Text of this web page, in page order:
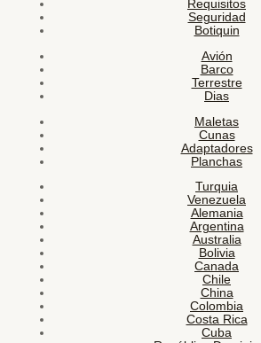
Requisitos
Seguridad
Botiquin
Avión
Barco
Terrestre
Dias
Maletas
Cunas
Adaptadores
Planchas
Turquia
Venezuela
Alemania
Argentina
Australia
Bolivia
Canada
Chile
China
Colombia
Costa Rica
Cuba